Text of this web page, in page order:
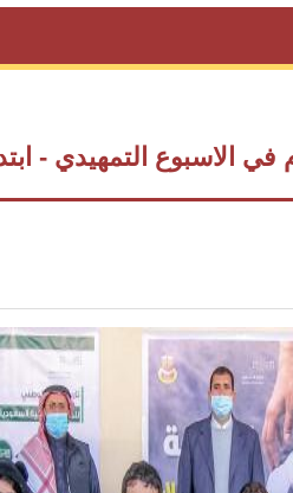
الاسبوع التمهيدي -